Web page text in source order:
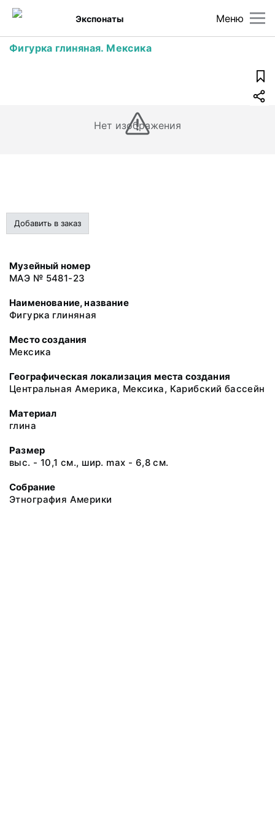
Меню
Экспонаты
Фигурка глиняная. Мексика
Нет изображения
Добавить в заказ
Музейный номер
МАЭ № 5481-23
Наименование, название
Фигурка глиняная
Место создания
Мексика
Географическая локализация места создания
Центральная Америка, Мексика, Карибский бассейн
Материал
глина
Размер
выс. - 10,1 см., шир. max - 6,8 см.
Собрание
Этнография Америки